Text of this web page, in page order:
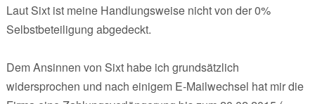
Laut Sixt ist meine Handlungsweise nicht von der 0%
Selbstbeteiligung abgedeckt.
Dem Ansinnen von Sixt habe ich grundsätzlich
widersprochen und nach einigem E-Mailwechsel hat mir die